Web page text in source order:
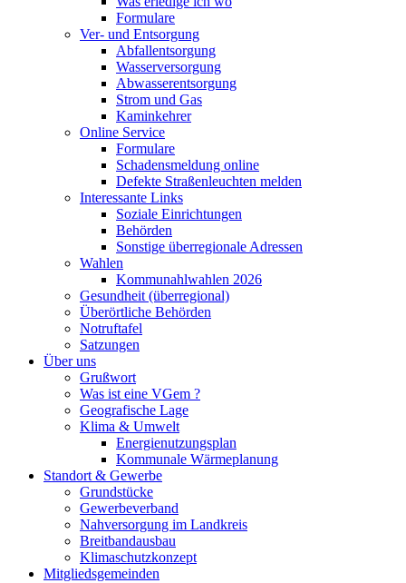
Formulare
Ver- und Entsorgung
Abfallentsorgung
Wasserversorgung
Abwasserentsorgung
Strom und Gas
Kaminkehrer
Online Service
Formulare
Schadensmeldung online
Defekte Straßenleuchten melden
Interessante Links
Soziale Einrichtungen
Behörden
Sonstige überregionale Adressen
Wahlen
Kommunahlwahlen 2026
Gesundheit (überregional)
Überörtliche Behörden
Notruftafel
Satzungen
Über uns
Grußwort
Was ist eine VGem ?
Geografische Lage
Klima & Umwelt
Energienutzungsplan
Kommunale Wärmeplanung
Standort & Gewerbe
Grundstücke
Gewerbeverband
Nahversorgung im Landkreis
Breitbandausbau
Klimaschutzkonzept
Mitgliedsgemeinden